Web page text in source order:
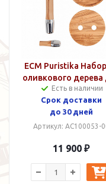
ECM Puristika
оливкового дерева
кастомизации
Есть в наличии
Срок доставки
до 30 дней
Артикул: AC100053-
11 900 ₽